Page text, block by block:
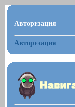
Авторизация
Авторизация